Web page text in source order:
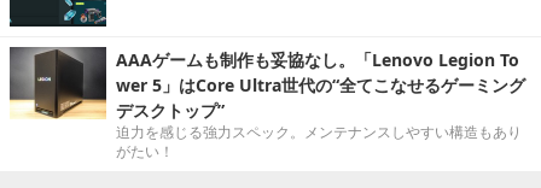
AAAゲームも制作も妥協なし。「Lenovo Legion To
wer 5」はCore Ultra世代の“全てこなせるゲーミング
デスクトップ”
迫力を感じる強力スペック。メンテナンスしやすい構造もあり
がたい！